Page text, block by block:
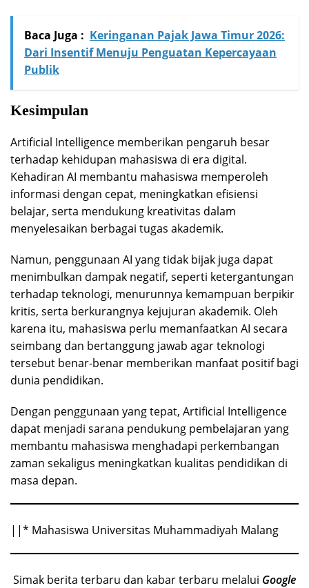
Baca Juga : Keringanan Pajak Jawa Timur 2026:
Dari Insentif Menuju Penguatan Kepercayaan
Publik
Kesimpulan
Artificial Intelligence memberikan pengaruh besar
terhadap kehidupan mahasiswa di era digital.
Kehadiran AI membantu mahasiswa memperoleh
informasi dengan cepat, meningkatkan efisiensi
belajar, serta mendukung kreativitas dalam
menyelesaikan berbagai tugas akademik.
Namun, penggunaan AI yang tidak bijak juga dapat
menimbulkan dampak negatif, seperti ketergantungan
terhadap teknologi, menurunnya kemampuan berpikir
kritis, serta berkurangnya kejujuran akademik. Oleh
karena itu, mahasiswa perlu memanfaatkan AI secara
seimbang dan bertanggung jawab agar teknologi
tersebut benar-benar memberikan manfaat positif bagi
dunia pendidikan.
Dengan penggunaan yang tepat, Artificial Intelligence
dapat menjadi sarana pendukung pembelajaran yang
membantu mahasiswa menghadapi perkembangan
zaman sekaligus meningkatkan kualitas pendidikan di
masa depan.
||* Mahasiswa Universitas Muhammadiyah Malang
Simak berita terbaru dan kabar terbaru melalui Google